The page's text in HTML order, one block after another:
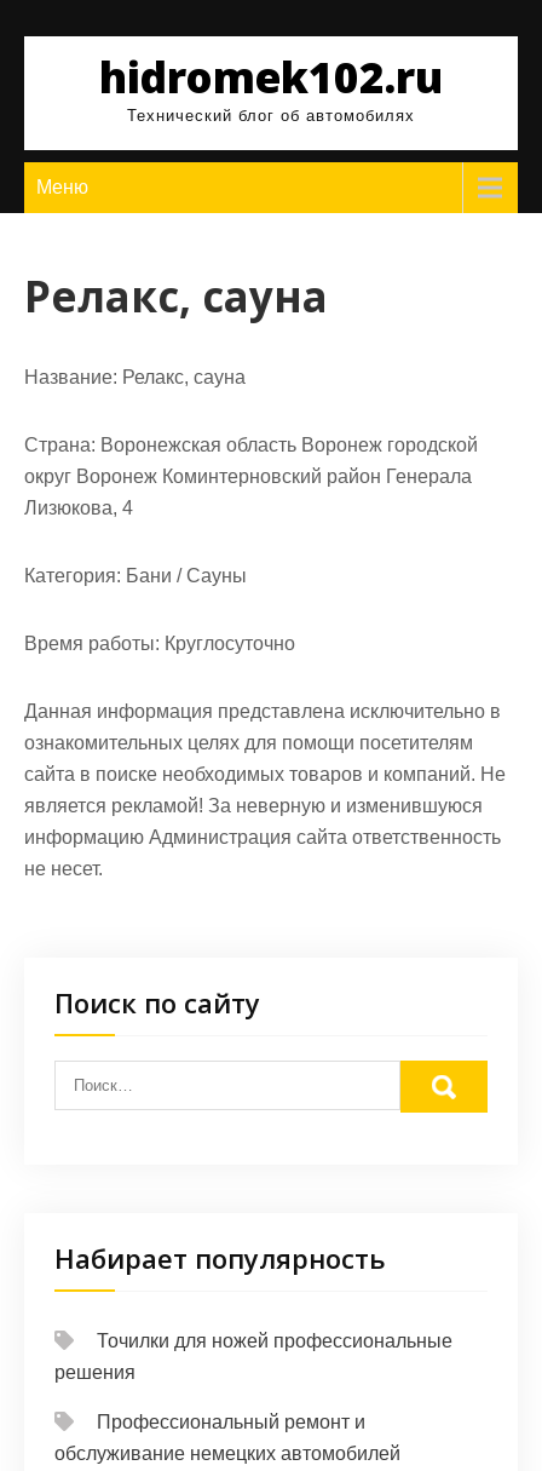
содержимомуhidromek102.ru
Технический блог об автомобилях
Меню
Релакс, сауна
Название: Релакс, сауна
Страна: Воронежская область Воронеж городской
округ Воронеж Коминтерновский район Генерала
Лизюкова, 4
Категория: Бани / Сауны
Время работы: Круглосуточно
Данная информация представлена исключительно в
ознакомительных целях для помощи посетителям
сайта в поиске необходимых товаров и компаний. Не
является рекламой! За неверную и изменившуюся
информацию Администрация сайта ответственность
не несет.
Поиск по сайту
Набирает популярность
Точилки для ножей профессиональные
решения
Профессиональный ремонт и
обслуживание немецких автомобилей